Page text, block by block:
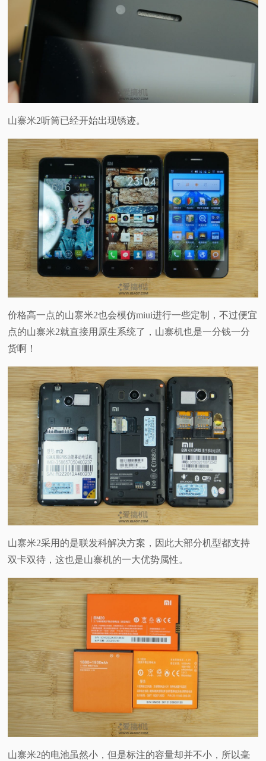
山寨米2听筒已经开始出现锈迹。
价格高一点的山寨米2也会模仿miui进行一些定制，不过便宜
点的山寨米2就直接用原生系统了，山寨机也是一分钱一分
货啊！
山寨米2采用的是联发科解决方案，因此大部分机型都支持
双卡双待，这也是山寨机的一大优势属性。
山寨米2的电池虽然小，但是标注的容量却并不小，所以毫